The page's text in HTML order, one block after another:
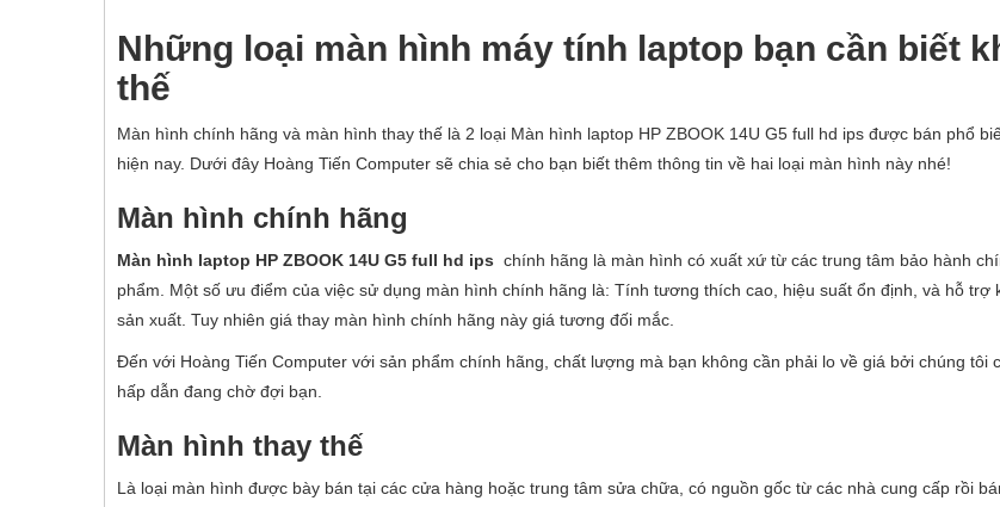
Những loại màn hình máy tính laptop bạn cần biết
thế
Màn hình chính hãng và màn hình thay thế là 2 loại Màn hình laptop HP ZBOOK 14U G5 full hd ips được bán phổ
hiện nay. Dưới đây Hoàng Tiến Computer sẽ chia sẻ cho bạn biết thêm thông tin về hai loại màn hình này nhé!
Màn hình chính hãng
Màn hình laptop HP ZBOOK 14U G5 full hd ips chính hãng là màn hình có xuất xứ từ các trung tâm bảo hành
phẩm. Một số ưu điểm của việc sử dụng màn hình chính hãng là: Tính tương thích cao, hiệu suất ổn định, và hỗ trợ
sản xuất. Tuy nhiên giá thay màn hình chính hãng này giá tương đối mắc.
Đến với Hoàng Tiến Computer với sản phẩm chính hãng, chất lượng mà bạn không cần phải lo về giá bởi chúng tôi
hấp dẫn đang chờ đợi bạn.
Màn hình thay thế
Là loại màn hình được bày bán tại các cửa hàng hoặc trung tâm sửa chữa, có nguồn gốc từ các nhà cung cấp rồi